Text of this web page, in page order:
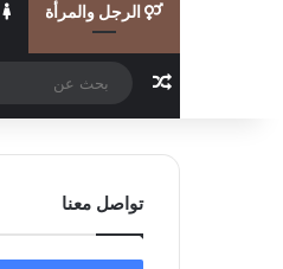
الرجل والمرأة
مقال عشوائي
تواصل معنا